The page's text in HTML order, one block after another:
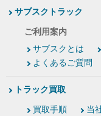
サブスクトラック
ご利用案内
サブスクとは
よくあるご質問
トラック買取
買取手順 当